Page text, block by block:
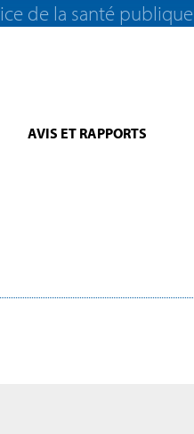
de la santé publique
AVIS ET RAPPORTS